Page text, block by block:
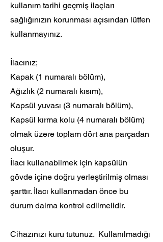
kullanım tarihi geçmiş ilaçları
sağlığınızın korunması açısından lütfen
kullanmayınız.
İlacınız;
Kapak (1 numaralı bölüm),
Ağızlık (2 numaralı kısım),
Kapsül yuvası (3 numaralı bölüm),
Kapsül kırma kolu (4 numaralı bölüm)
olmak üzere toplam dört ana parçadan
oluşur.
İlacı kullanabilmek için kapsülün
gövde içine doğru yerleştirilmiş olması
şarttır. İlacı kullanmadan önce bu
durum daima kontrol edilmelidir.
Cihazınızı kuru tutunuz. Kullanılmadığı